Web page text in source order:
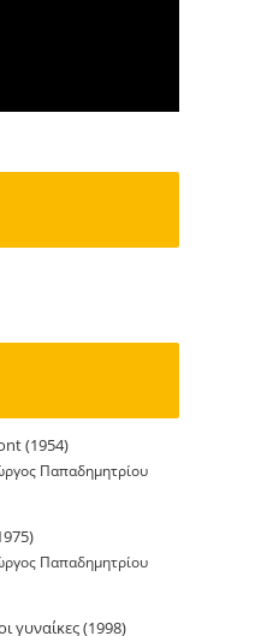
(1954)
Παπαδημητρίου
Παπαδημητρίου
γυναίκες (1998)